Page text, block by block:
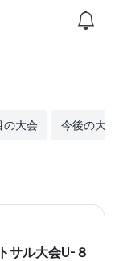
の大会 今後の大
サル大会U-８